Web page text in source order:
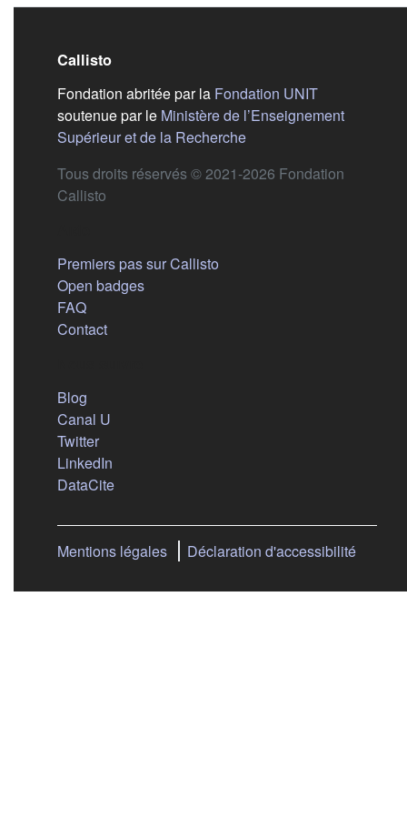
Callisto
Fondation abritée par la Fondation UNIT(s'ouvre
soutenue par le Ministère de l’Enseignement
Supérieur et de la Recherche(s'ouvre dans un nouvel
Tous droits réservés © 2021-2026 Fondation
Callisto
Premiers pas sur Callisto
Open badges
FAQ
Contact
Blog
Canal U
Twitter(s'ouvre dans un nouvel onglet)
LinkedIn
DataCite(s'ouvre dans un nouvel onglet)
Mentions légales Déclaration d'accessibilité